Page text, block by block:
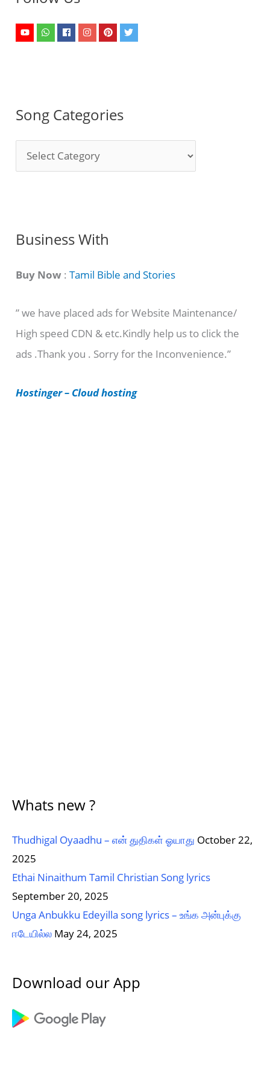
Song Categories
o
C
t
g
o
r
e
Business With
Buy Now :Tamil Bible and Stories
” we have placed ads for Website Maintenance/
High speed CDN & etc.Kindly help us to click the
ads .Thank you . Sorry for the Inconvenience.”
Hostinger – Cloud hosting
Whats new ?
Thudhigal Oyaadhu – என் துதிகள் ஓயாது October 22,
2025
Ethai Ninaithum Tamil Christian Song lyrics
September 20, 2025
Unga Anbukku Edeyilla song lyrics – உங்க அன்புக்கு
ஈடேயில்ல May 24, 2025
Download our App